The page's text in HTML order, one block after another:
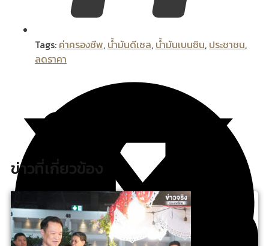
Tags: ค่าครองชีพ, น้ำมันดีเซล, น้ำมันเบนซิน, ประชาชน,
ลดราคา
ข่าวที่เกี่ยวข้อง